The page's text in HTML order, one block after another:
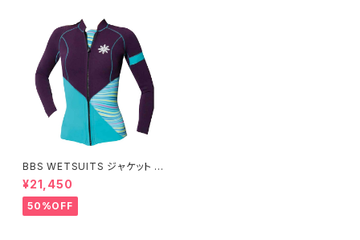
BBS WETSUITS ジャケット 2
mm【アウトレット】
¥21,450
50%OFF